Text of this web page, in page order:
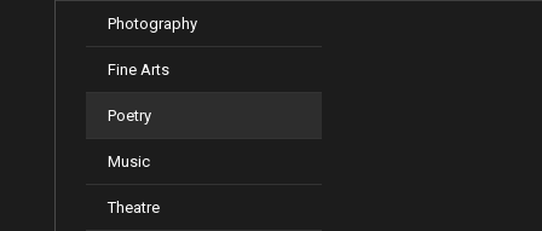
Photography
Fine Arts
Poetry
Music
Theatre